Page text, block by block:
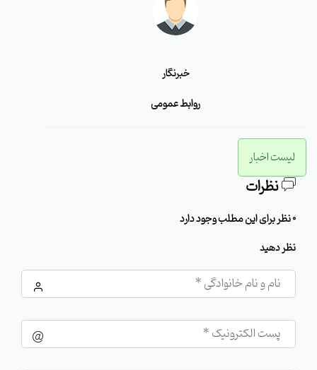
خبرنگار
روابط عمومی
لیست اخبار
نظرات
0 نظر برای این مطلب وجود دارد
نظر دهید